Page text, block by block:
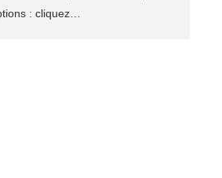
: cliquez…